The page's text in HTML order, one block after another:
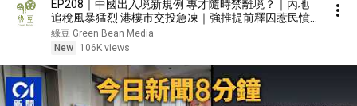
EP208｜中國出入境新規例 專才隨時禁離境？｜內地
追稅風暴猛烈 港樓市交投急凍｜強推提前釋囚惹民憤
貝安德休假不拆彈？
綠豆 Green Bean Media
New
106K views